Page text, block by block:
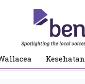
Kesehatan